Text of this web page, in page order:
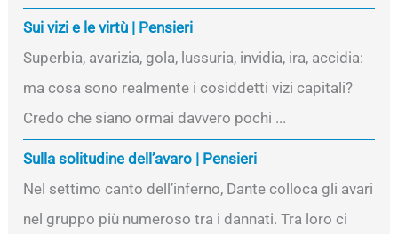
Sui vizi e le virtù | Pensieri
Superbia, avarizia, gola, lussuria, invidia, ira, accidia:
ma cosa sono realmente i cosiddetti vizi capitali?
Credo che siano ormai davvero pochi ...
Sulla solitudine dell’avaro | Pensieri
Nel settimo canto dell’inferno, Dante colloca gli avari
nel gruppo più numeroso tra i dannati. Tra loro ci